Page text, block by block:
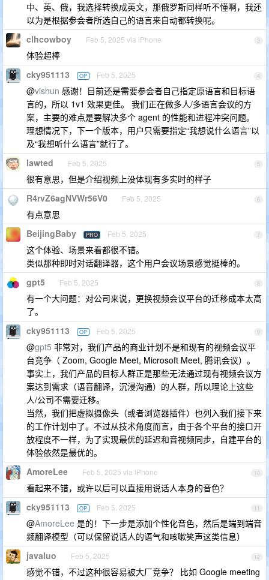
中、英、俄，我选择转换成英文，那俄罗斯同样听不懂啊，我还
以为是根据参会者所选自己的语言来自动都转换呢。
3
clhcowboy Feb 5, 2025 via iPhone
体验超棒
4
cky951113 OP Feb 5, 2025
@vishun 感谢！目前还是需要参会者自己指定原语言和目标语
言的，所以 1v1 效果更佳。 我们正在做多人/多语言会议的方
案，主要的难点是要解决多个 agent 的性能和进程冲突问题。
理想情况下，下一个版本，用户只需要指定“我想说什么语言”以
及“我想听什么语言”就行了。
5
lawted Feb 5, 2025
很有意思，但是介绍视频上没体现有多实时的样子
6
R4rvZ6agNVWr56V0 Feb 5, 2025
有点意思
7
BeijingBaby PRO Feb 5, 2025
这个体验、场景来看都很不错。
类似那种即时对话翻译器，这个用户会议场景感觉挺棒的。
8
gpt5 Feb 5, 2025
有一个大问题：对公司来说，更换视频会议平台的迁移成本太高
了。
9
cky951113 OP Feb 5, 2025
@gpt5 非常对，我们产品的商业计划不是和现有的视频会议平
台竞争（ Zoom, Google Meet, Microsoft Meet, 腾讯会议）。
事实上，我们产品的目标人群正是那些无法通过现有视频会议方
案达到需求（语音翻译，沉浸沟通）的人群，所以理论上这些
人/公司不需要迁移。
当然，我们把虚拟摄像头（或者浏览器插件）也列入我们接下来
的工作计划中了。不过从技术角度而言，由于各个平台的接口开
放程度不一样，为了实现最优的延迟和音视频同步，自建平台的
体验依然是最优的。
10
AmoreLee Feb 5, 2025 via iPhone
看起来不错，或许以后可以直接用说话人本身的音色？
11
cky951113 OP Feb 5, 2025
@AmoreLee 是的！下一步是添加个性化音色，然后是端到端音
频翻译模型（可以保留说话人的语气和咳嗽笑声这类信息）
12
javaluo Feb 5, 2025
感觉不错，不过这种很容易被大厂竞争？ 比如 Google meeting